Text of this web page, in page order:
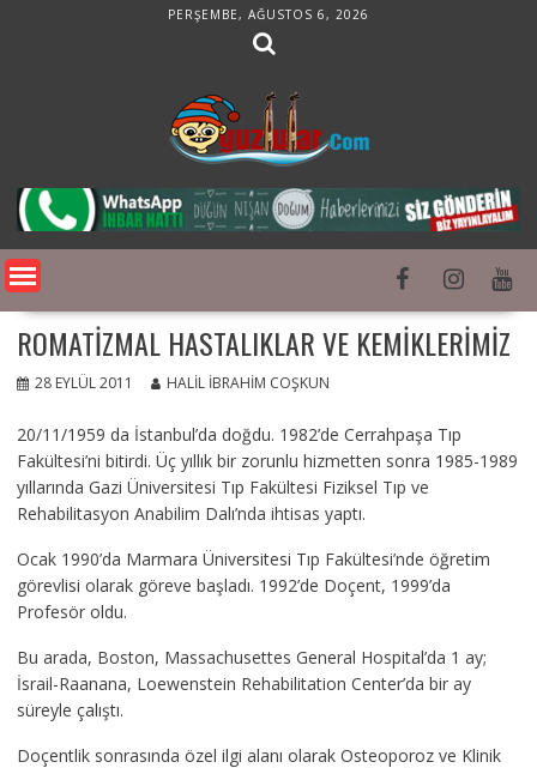
PERŞEMBE, AĞUSTOS 6, 2026
ROMATIZMAL HASTALIKLAR VE KEMIKLERIMIZ
28 EYLÜL 2011 HALIL İBRAHIM COŞKUN
20/11/1959 da İstanbul’da doğdu. 1982’de Cerrahpaşa Tıp
Fakültesi’ni bitirdi. Üç yıllık bir zorunlu hizmetten sonra 1985-1989
yıllarında Gazi Üniversitesi Tıp Fakültesi Fiziksel Tıp ve
Rehabilitasyon Anabilim Dalı’nda ihtisas yaptı.
Ocak 1990’da Marmara Üniversitesi Tıp Fakültesi’nde öğretim
görevlisi olarak göreve başladı. 1992’de Doçent, 1999’da
Profesör oldu.
Bu arada, Boston, Massachusettes General Hospital’da 1 ay;
İsrail-Raanana, Loewenstein Rehabilitation Center’da bir ay
süreyle çalıştı.
Doçentlik sonrasında özel ilgi alanı olarak Osteoporoz ve Klinik